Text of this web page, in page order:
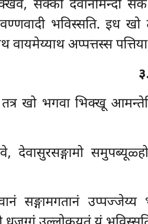
सक्को देवानमिन्दो
वण्णवादी भविस्सति.
वायमेय्याथ अप्पत्तस्स
खो भगवा भिक्खू
देवासुरसङ्गामो
सङ्गामगतानं उप्पज्जेय्य